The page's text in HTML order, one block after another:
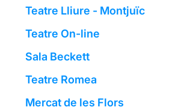
Teatre Lliure - Montjuïc
Teatre On-line
Sala Beckett
Teatre Romea
Mercat de les Flors